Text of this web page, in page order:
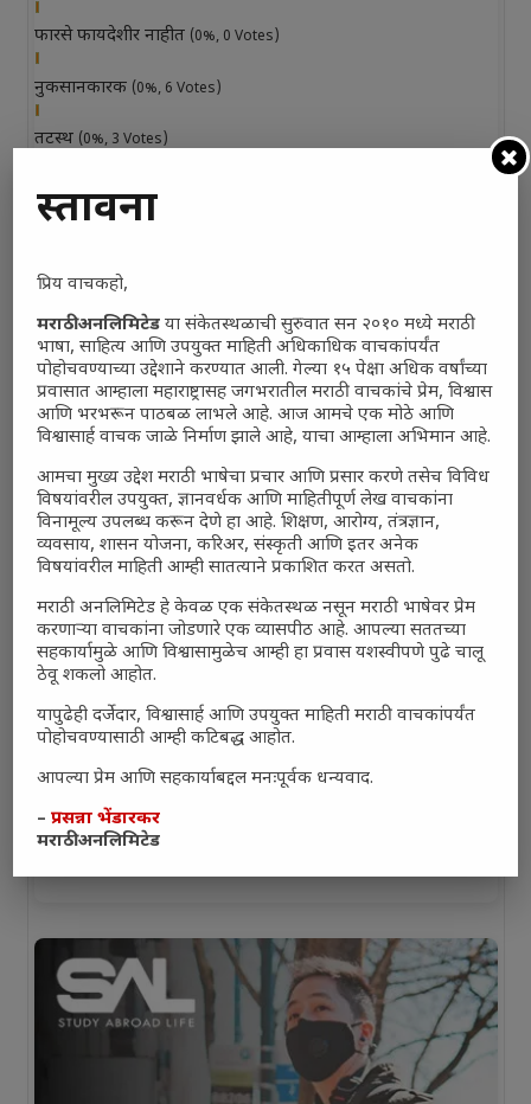
फारसे फायदेशीर नाहीत (0%, 0 Votes)
नुकसानकारक (0%, 6 Votes)
तटस्थ (0%, 3 Votes)
प्रस्तावना
प्रिय वाचकहो,
मराठी अनलिमिटेड या संकेतस्थळाची सुरुवात सन २०१० मध्ये मराठी
भाषा, साहित्य आणि उपयुक्त माहिती अधिकाधिक वाचकांपर्यंत
पोहोचवण्याच्या उद्देशाने करण्यात आली. गेल्या १५ पेक्षा अधिक वर्षांच्या
प्रवासात आम्हाला महाराष्ट्रासह जगभरातील मराठी वाचकांचे प्रेम, विश्वास
आणि भरभरून पाठबळ लाभले आहे. आज आमचे एक मोठे आणि
विश्वासार्ह वाचक जाळे निर्माण झाले आहे, याचा आम्हाला अभिमान आहे.
आमचा मुख्य उद्देश मराठी भाषेचा प्रचार आणि प्रसार करणे तसेच विविध
विषयांवरील उपयुक्त, ज्ञानवर्धक आणि माहितीपूर्ण लेख वाचकांना
विनामूल्य उपलब्ध करून देणे हा आहे. शिक्षण, आरोग्य, तंत्रज्ञान,
व्यवसाय, शासन योजना, करिअर, संस्कृती आणि इतर अनेक
विषयांवरील माहिती आम्ही सातत्याने प्रकाशित करत असतो.
मराठी अनलिमिटेड हे केवळ एक संकेतस्थळ नसून मराठी भाषेवर प्रेम
करणाऱ्या वाचकांना जोडणारे एक व्यासपीठ आहे. आपल्या सततच्या
सहकार्यामुळे आणि विश्वासामुळेच आम्ही हा प्रवास यशस्वीपणे पुढे चालू
ठेवू शकलो आहोत.
यापुढेही दर्जेदार, विश्वासार्ह आणि उपयुक्त माहिती मराठी वाचकांपर्यंत
पोहोचवण्यासाठी आम्ही कटिबद्ध आहोत.
आपल्या प्रेम आणि सहकार्याबद्दल मनःपूर्वक धन्यवाद.
–प्रसन्ना भेंडारकर
मराठी अनलिमिटेड